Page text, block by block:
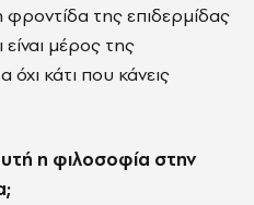
της επιδερμίδας
είναι μέρος της
κάτι που κάνεις
η φιλοσοφία στην